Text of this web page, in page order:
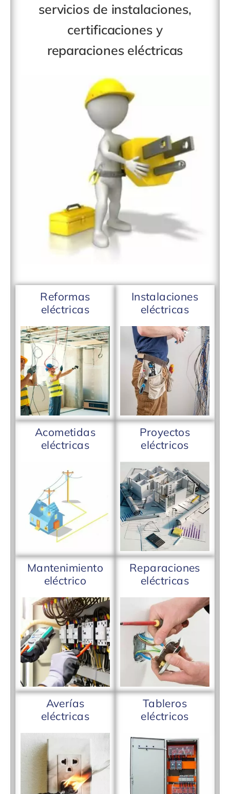
servicios de instalaciones,
certificacionesy
reparaciones eléctricas
Reformas
eléctricas
Instalaciones
eléctricas
Acometidas
eléctricas
Proyectos
eléctricos
Mantenimiento
eléctrico
Reparaciones
eléctricas
Averías
eléctricas
Tableros
eléctricos